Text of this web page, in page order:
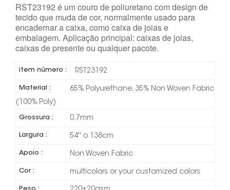
RST23192 é um couro de poliuretano com design de
tecido que muda de cor, normalmente usado para
encadernar a caixa, como caixa de joias e
embalagem. Aplicação principal: caixas de joias,
caixas de presente ou qualquer pacote.
item número : RST23192
Material :
65% Polyurethane, 35% Non Woven Fabric
(100% Poly)
Grossura : 0.7mm
Largura : 54'' o 138cm
Apoio : Non Woven Fabric
Cor : multicolors or your customized colors